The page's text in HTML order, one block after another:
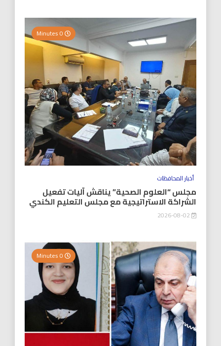
أخبار المحافظات
مجلس “العلوم الصحية” يناقش آليات تفعيل
الشراكة الاستراتيجية مع مجلس التعليم الكندي